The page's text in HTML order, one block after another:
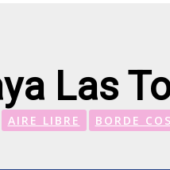
Las
AIRE LIBRE BORDE